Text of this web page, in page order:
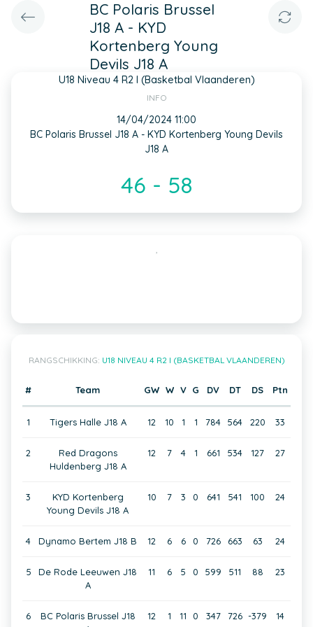
BC Polaris Brussel
J18 A - KYD
Kortenberg Young
Devils J18 A
U18 Niveau 4 R2 I (Basketbal Vlaanderen)
INFO
14/04/2024 11:00
BC Polaris Brussel J18 A - KYD Kortenberg Young Devils
J18 A
46 - 58
RANGSCHIKKING: U18 NIVEAU 4 R2 I (BASKETBAL VLAANDEREN)
# Team GW W V G DV DT DS Ptn
1 Tigers Halle J18 A 12 10 1 1 784 564 220 33
2
Red Dragons
Huldenberg J18 A
12 7 4 1 661 534 127 27
3
KYD Kortenberg
Young Devils J18 A
10 7 3 0 641 541 100 24
4 Dynamo Bertem J18 B 12 6 6 0 726 663 63 24
5
De Rode Leeuwen J18
A
11 6 5 0 599 511 88 23
6
BC Polaris Brussel J18
12 1 11 0 347 726 -379 14